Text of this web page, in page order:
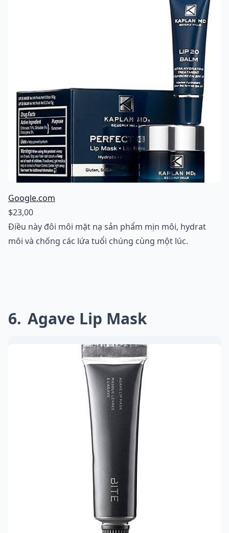
Google.com
$23,00
Điều này đôi môi mặt nạ sản phẩm mịn môi, hydrat
môi và chống các lứa tuổi chúng cùng một lúc.
6 Agave Lip Mask